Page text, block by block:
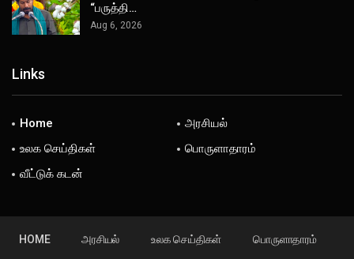
“பருத்தி…
Aug 6, 2026
Links
Home
அரசியல்
உலக செய்திகள்
பொருளாதாரம்
வீட்டுக் கடன்
HOME அரசியல் உலக செய்திகள் பொருளாதாரம்